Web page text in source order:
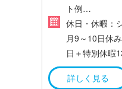
あり
※国内他プロパ
り
受動喫煙：対
ト例
１）7：00-16
２）15：00-
３）23：30-8
休日・休暇：
月9～10日休み
日＋特別休暇
年次有給休暇
各種特別休暇
詳しく見る